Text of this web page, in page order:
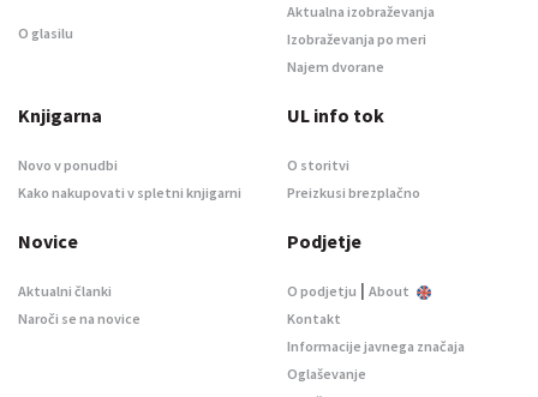
O glasilu
Aktualna izobraževanja
Izobraževanja po meri
Najem dvorane
Knjigarna
Novo v ponudbi
Kako nakupovati v spletni knjigarni
UL info tok
O storitvi
Preizkusi brezplačno
Novice
Aktualni članki
Naroči se na novice
Podjetje
O podjetju | About
Kontakt
Informacije javnega značaja
Oglaševanje